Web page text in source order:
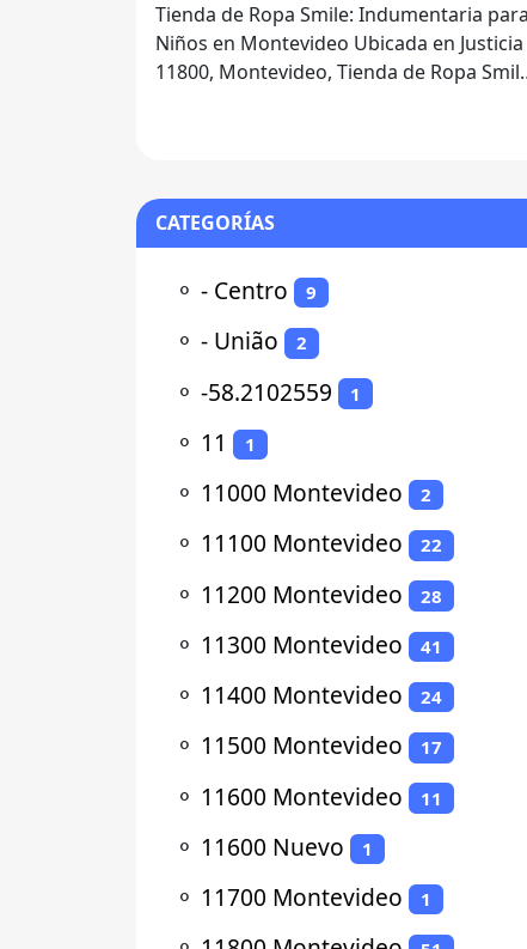
Tienda de Ropa Smile: Indumentaria para
Niños en Montevideo Ubicada en Justicia
11800, Montevideo, Tienda de Ropa
CATEGORÍAS
⚬ - Centro 9
⚬ - União 2
⚬ -58.2102559 1
⚬ 11 1
⚬ 11000 Montevideo 2
⚬ 11100 Montevideo 22
⚬ 11200 Montevideo 28
⚬ 11300 Montevideo 41
⚬ 11400 Montevideo 24
⚬ 11500 Montevideo 17
⚬ 11600 Montevideo 11
⚬ 11600 Nuevo 1
⚬ 11700 Montevideo 1